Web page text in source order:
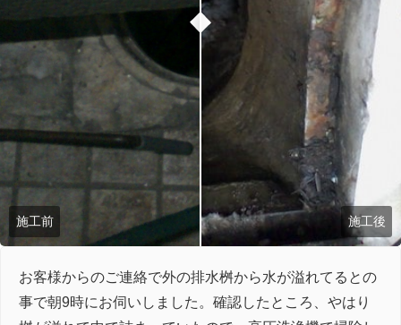
施工前 施工後
お客様からのご連絡で外の排水桝から水が溢れてるとの
事で朝9時にお伺いしました。確認したところ、やはり